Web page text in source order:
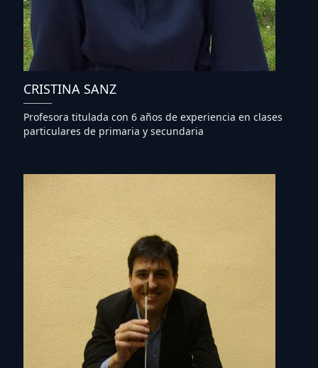
CRISTINA SANZ
Profesora titulada con 6 años de experiencia en clases
particulares de primaria y secundaria